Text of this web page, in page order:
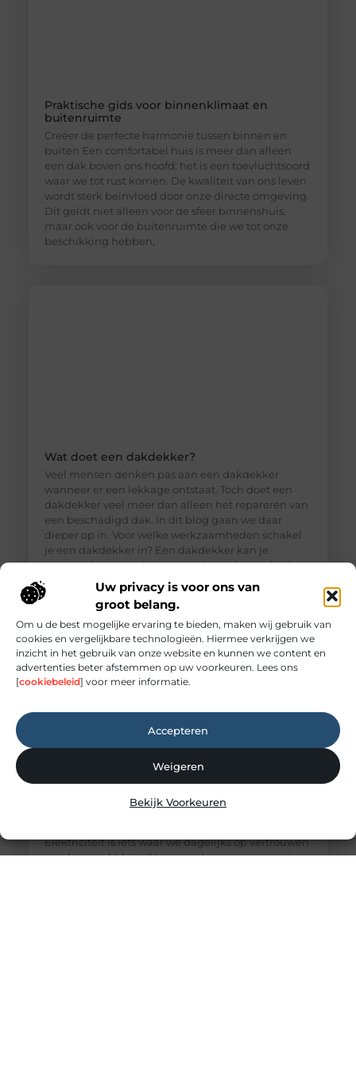
Uw privacy is voor ons van
groot belang.
Om u de best mogelijke ervaring te bieden, maken wij gebruik van
cookies en vergelijkbare technologieën. Hiermee verkrijgen we
inzicht in het gebruik van onze website en kunnen we content en
advertenties beter afstemmen op uw voorkeuren. Lees ons
[cookiebeleid] voor meer informatie.
Accepteren
Weigeren
Bekijk Voorkeuren
Praktische gids voor binnenklimaat en
buitenruimte
Creëer de perfecte harmonie tussen binnen en
buiten Een comfortabel huis is meer dan alleen
een dak boven ons hoofd; het is een toevluchtsoord
waar we tot rust komen. De kwaliteit van ons leven
wordt sterk beïnvloed door onze directe omgeving.
Dit geldt niet alleen voor de sfeer binnenshuis,
maar ook voor de buitenruimte die we tot onze
beschikking hebben,
Wat doet een dakdekker?
Veel mensen denken pas aan een dakdekker
wanneer er een lekkage ontstaat. Toch doet een
dakdekker veel meer dan alleen het repareren van
een beschadigd dak. In dit blog gaan we daar
dieper op in. Voor welke werkzaamheden schakel
je een dakdekker in? Een dakdekker kan je
inschakelen voor uiteenlopende werkzaamheden,
zoals: · Het opsporen en repareren
Elektricien Amersfoort voor storingen en
Elektriciteit is iets waar we dagelijks op vertrouwen
zonder er echt bij stil te staan. Lampen, apparaten,